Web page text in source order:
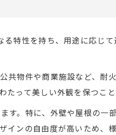
特性を持ち、用途に応じ
共物件や商業施設など、耐
って美しい外観を保つこと
す。特に、外壁や屋根の一
インの自由度が高いため、